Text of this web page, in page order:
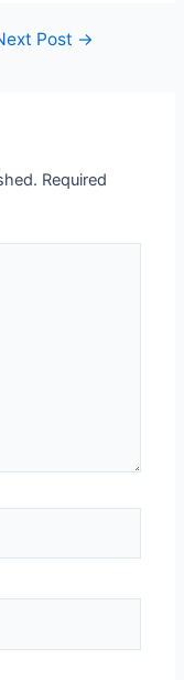
Post →
Required